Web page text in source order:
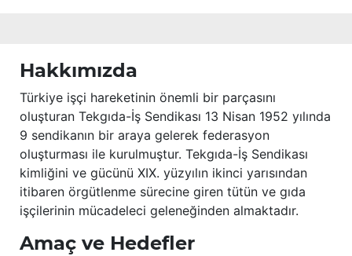
Hakkımızda
Türkiye işçi hareketinin önemli bir parçasını
oluşturan Tekgıda-İş Sendikası 13 Nisan 1952 yılında
9 sendikanın bir araya gelerek federasyon
oluşturması ile kurulmuştur. Tekgıda-İş Sendikası
kimliğini ve gücünü XIX. yüzyılın ikinci yarısından
itibaren örgütlenme sürecine giren tütün ve gıda
işçilerinin mücadeleci geleneğinden almaktadır.
Amaç ve Hedefler